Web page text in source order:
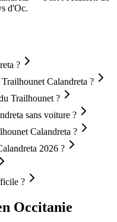
d'Oc.
?
Calandreta ?
Trailhounet ?
sans voiture ?
Calandreta ?
2026 ?
?
Occitanie